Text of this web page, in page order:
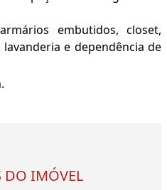
embutidos, closet,
e dependência de
DO IMÓVEL